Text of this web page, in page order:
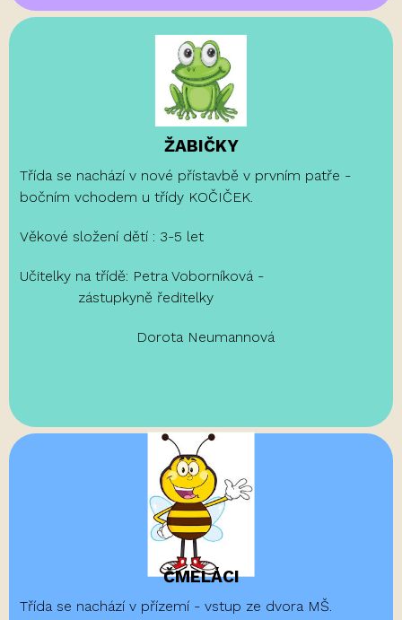
ŽABIČKY
Třída se nachází v nové přístavbě v prvním patře -
bočním vchodem u třídy KOČIČEK.
Věkové složení dětí : 3-5 let
Učitelky na třídě: Petra Voborníková -
zástupkyně ředitelky
Dorota Neumannová
ČMELÁCI
Třída se nachází v přízemí - vstup ze dvora MŠ.